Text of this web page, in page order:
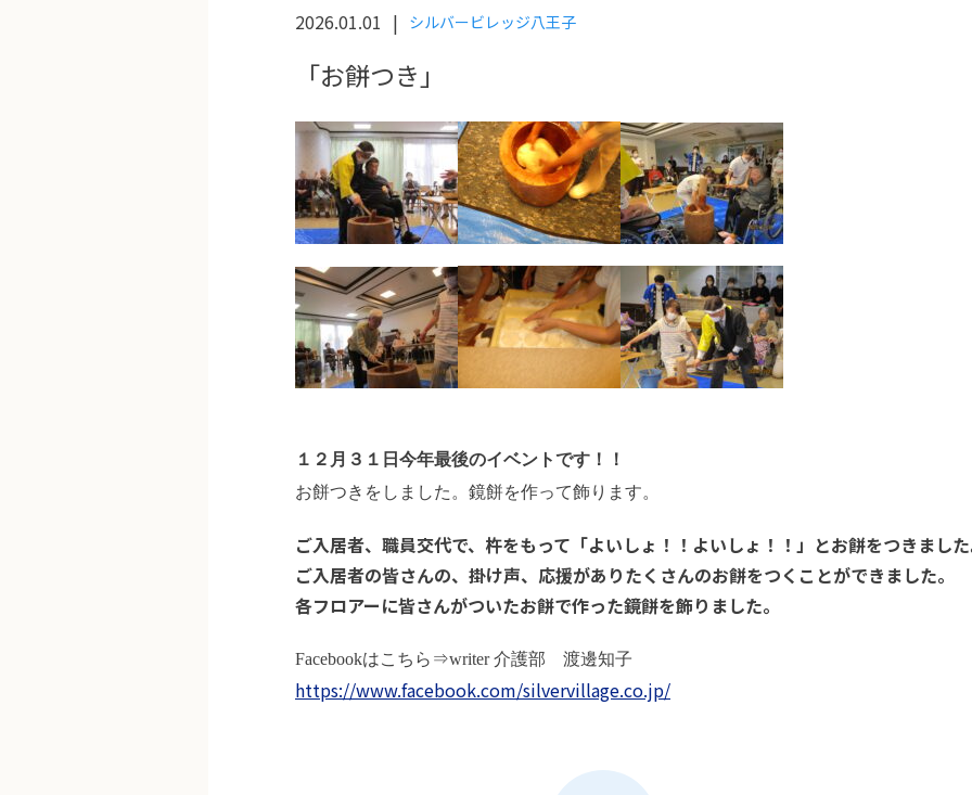
2026.01.01 シルバービレッジ八王子
「お餅つき」
１２月３１日今年最後のイベントです！！
お餅つきをしました。鏡餅を作って飾ります。
ご入居者、職員交代で、杵をもって「よいしょ！！よいしょ！！」とお餅をつきまし
ご入居者の皆さんの、掛け声、応援がありたくさんのお餅をつくことができました。
各フロアーに皆さんがついたお餅で作った鏡餅を飾りました。
Facebookはこちら⇒writer 介護部 渡邊知子
https://www.facebook.com/silvervillage.co.jp/